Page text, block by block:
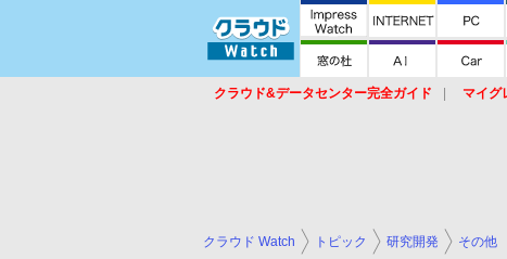
クラウド&データセンター完全ガイド マイグ
クラウド Watch トピック 研究開発 その他